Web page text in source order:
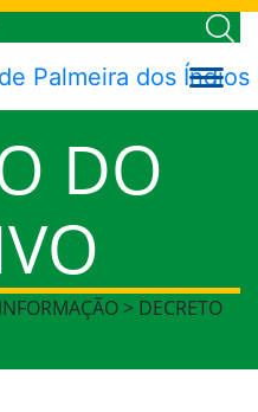
DO
> DECRETO